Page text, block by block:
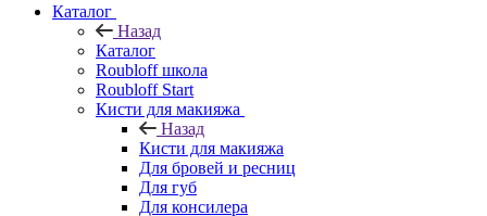
Каталог
Назад
Каталог
Roubloff школа
Roubloff Start
Кисти для макияжа
Назад
Кисти для макияжа
Для бровей и ресниц
Для губ
Для консилера